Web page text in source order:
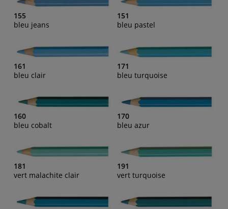
155
bleu jeans
151
bleu pastel
161
bleu clair
171
bleu turquoise
160
bleu cobalt
170
bleu azur
181
vert malachite clair
191
vert turquoise